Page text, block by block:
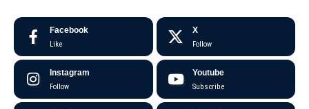
Facebook
Like
X
Follow
Instagram
Follow
Youtube
Subscribe